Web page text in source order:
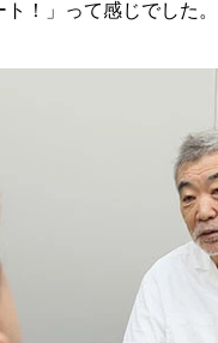
！」って感じでした。